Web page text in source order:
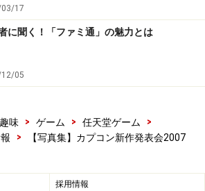
17
に聞く！「ファミ通」の魅力とは
05
趣味 > ゲーム > 任天堂ゲーム
>
> 【写真集】カプコン新作発表会2007
採用情報